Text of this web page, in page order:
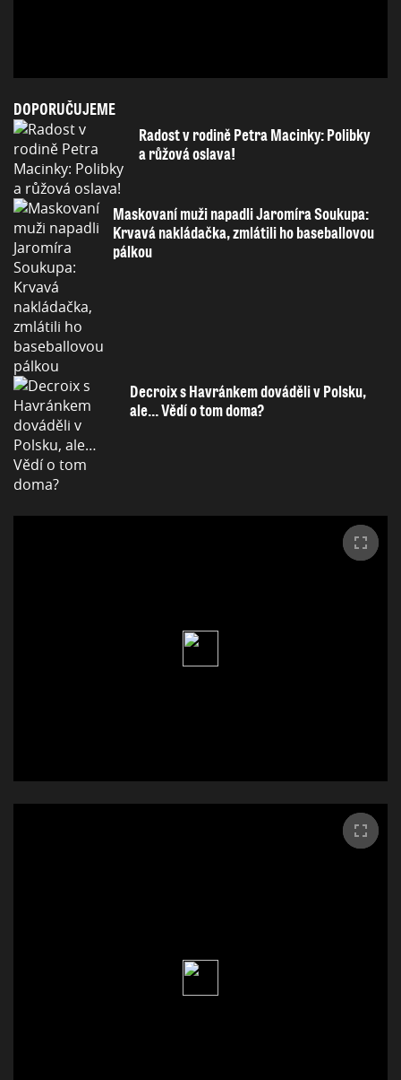
DOPORUČUJEME
Radost v rodině Petra Macinky: Polibky
a růžová oslava!
Maskovaní muži napadli Jaromíra Soukupa:
Krvavá nakládačka, zmlátili ho baseballovou
pálkou
Decroix s Havránkem dováděli v Polsku,
ale… Vědí o tom doma?